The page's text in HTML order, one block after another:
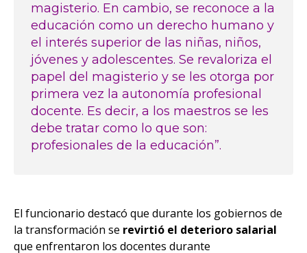
magisterio. En cambio, se reconoce a la
educación como un derecho humano y
el interés superior de las niñas, niños,
jóvenes y adolescentes. Se revaloriza el
papel del magisterio y se les otorga por
primera vez la autonomía profesional
docente. Es decir, a los maestros se les
debe tratar como lo que son:
profesionales de la educación”.
El funcionario destacó que durante los gobiernos de
la transformación se revirtió el deterioro salarial
que enfrentaron los docentes durante